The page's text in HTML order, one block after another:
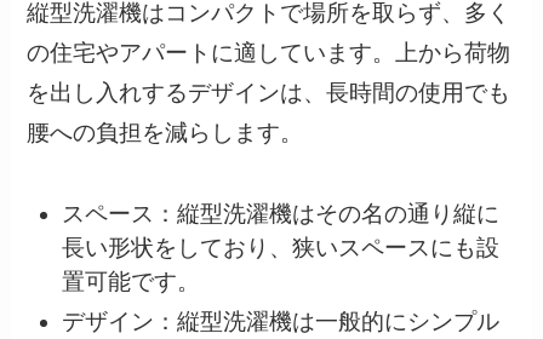
縦型洗濯機はコンパクトで場所を取らず、多く
の住宅やアパートに適しています。上から荷物
を出し入れするデザインは、長時間の使用でも
腰への負担を減らします。
スペース：縦型洗濯機はその名の通り縦に
長い形状をしており、狭いスペースにも設
置可能です。
デザイン：縦型洗濯機は一般的にシンプル